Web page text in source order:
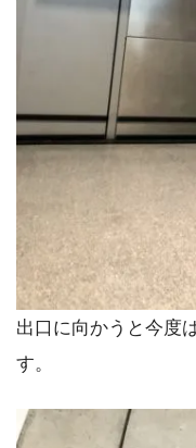
出口に向かうと今度
す。